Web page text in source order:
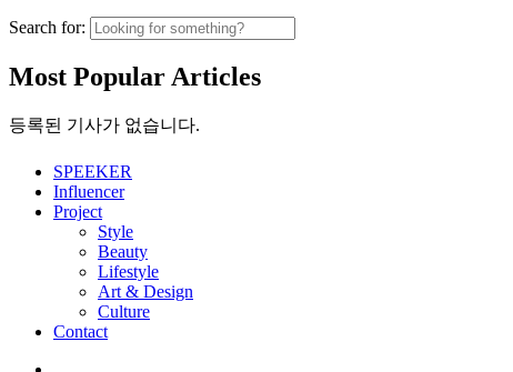
Search for:
Most Popular Articles
등록된 기사가 없습니다.
SPEEKER
Influencer
Project
Style
Beauty
Lifestyle
Art & Design
Culture
Contact